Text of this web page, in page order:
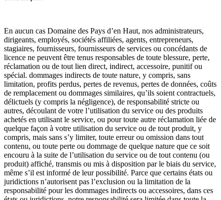
En aucun cas Domaine des Pays d’en Haut, nos administrateurs,
dirigeants, employés, sociétés affiliées, agents, entrepreneurs,
stagiaires, fournisseurs, fournisseurs de services ou concédants de
licence ne peuvent être tenus responsables de toute blessure, perte,
réclamation ou de tout lien direct, indirect, accessoire, punitif ou
spécial. dommages indirects de toute nature, y compris, sans
limitation, profits perdus, pertes de revenus, pertes de données, coûts
de remplacement ou dommages similaires, qu’ils soient contractuels,
délictuels (y compris la négligence), de responsabilité stricte ou
autres, découlant de votre l’utilisation du service ou des produits
achetés en utilisant le service, ou pour toute autre réclamation liée de
quelque façon à votre utilisation du service ou de tout produit, y
compris, mais sans s’y limiter, toute erreur ou omission dans tout
contenu, ou toute perte ou dommage de quelque nature que ce soit
encouru à la suite de l’utilisation du service ou de tout contenu (ou
produit) affiché, transmis ou mis à disposition par le biais du service,
même s’il est informé de leur possibilité. Parce que certains états ou
juridictions n’autorisent pas l’exclusion ou la limitation de la
responsabilité pour les dommages indirects ou accessoires, dans ces